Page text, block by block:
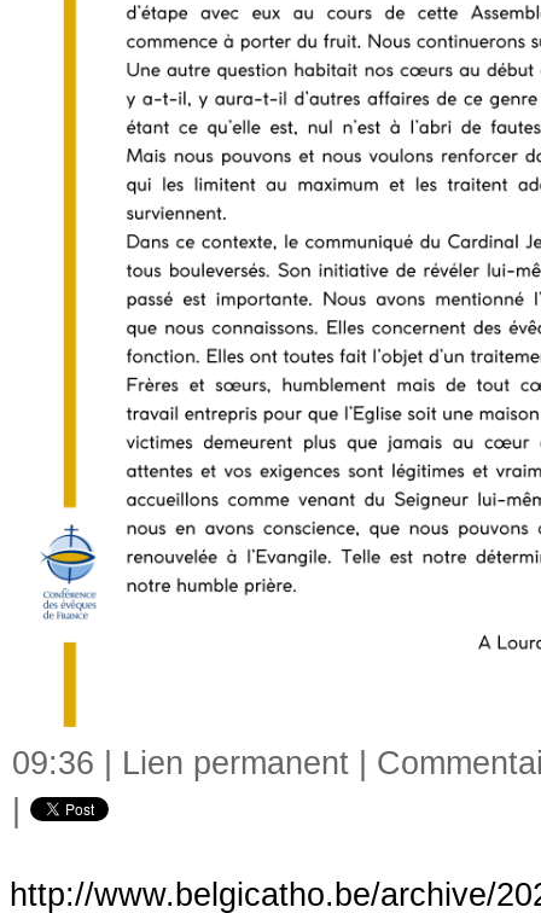
09:36 | Lien permanent
http://www.belgicatho.be/archive/